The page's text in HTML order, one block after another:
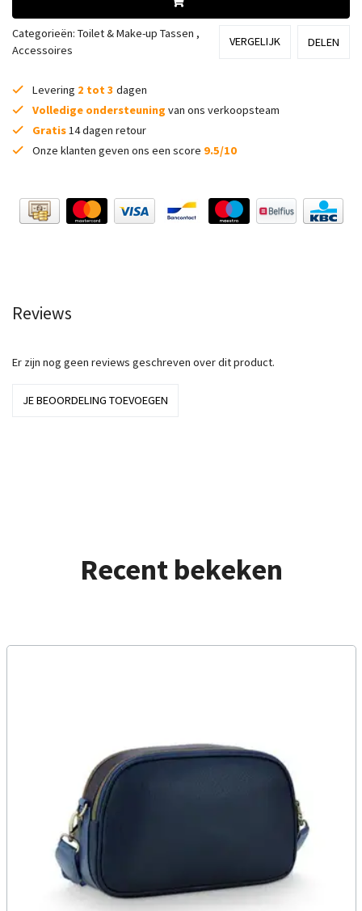
Categorieën: Toilet & Make-up Tassen ,
Accessoires
VERGELIJK DELEN
Levering 2 tot 3 dagen
Volledige ondersteuning van ons verkoopsteam
Gratis14 dagen retour
Onze klanten geven ons een score 9.5/10
Reviews
Er zijn nog geen reviews geschreven over dit product.
JE BEOORDELING TOEVOEGEN
Recent bekeken